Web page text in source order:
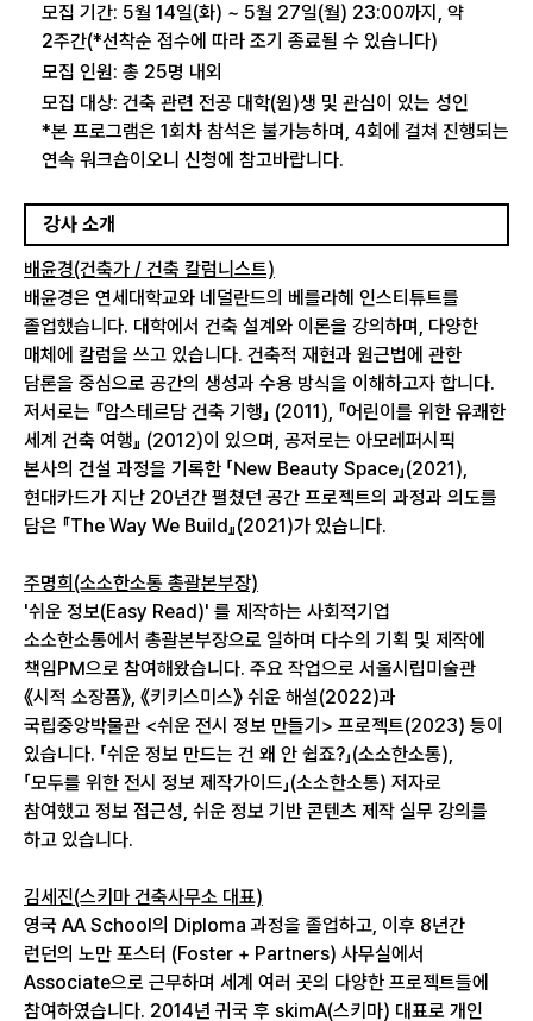
모집 기간: 5월 14일(화) ~ 5월 27일(월) 23:00까지, 약
2주간(*선착순 접수에 따라 조기 종료될 수 있습니다)
모집 인원: 총 25명 내외
모집 대상: 건축 관련 전공 대학(원)생 및 관심이 있는 성인
*본 프로그램은 1회차 참석은 불가능하며, 4회에 걸쳐 진행되는
연속 워크숍이오니 신청에 참고바랍니다.
강사 소개
배윤경(건축가 / 건축 칼럼니스트)
배윤경은 연세대학교와 네덜란드의 베를라헤 인스티튜트를
졸업했습니다. 대학에서 건축 설계와 이론을 강의하며, 다양한
매체에 칼럼을 쓰고 있습니다. 건축적 재현과 원근법에 관한
담론을 중심으로 공간의 생성과 수용 방식을 이해하고자 합니다.
저서로는 『암스테르담 건축 기행」 (2011), 『어린이를 위한 유쾌한
세계 건축 여행』 (2012)이 있으며, 공저로는 아모레퍼시픽
본사의 건설 과정을 기록한 「New Beauty Space」(2021),
현대카드가 지난 20년간 펼쳤던 공간 프로젝트의 과정과 의도를
담은 『The Way We Build』(2021)가 있습니다.
주명희(소소한소통 총괄본부장)
'쉬운 정보(Easy Read)' 를 제작하는 사회적기업
소소한소통에서 총괄본부장으로 일하며 다수의 기획 및 제작에
책임PM으로 참여해왔습니다. 주요 작업으로 서울시립미술관
《시적 소장품》, 《키키스미스》 쉬운 해설(2022)과
국립중앙박물관 <쉬운 전시 정보 만들기> 프로젝트(2023) 등이
있습니다. 「쉬운 정보 만드는 건 왜 안 쉽죠?」(소소한소통),
「모두를 위한 전시 정보 제작가이드」(소소한소통) 저자로
참여했고 정보 접근성, 쉬운 정보 기반 콘텐츠 제작 실무 강의를
하고 있습니다.
김세진(스키마 건축사무소 대표)
영국 AA School의 Diploma 과정을 졸업하고, 이후 8년간
런던의 노만 포스터 (Foster + Partners) 사무실에서
Associate으로 근무하며 세계 여러 곳의 다양한 프로젝트들에
참여하였습니다. 2014년 귀국 후 skimA(스키마) 대표로 개인